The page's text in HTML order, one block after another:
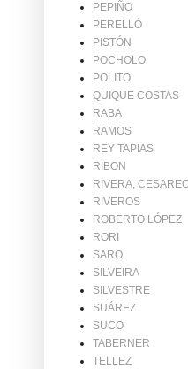
PEPIÑO
PERELLÓ
PISTÓN
POCHOLO
POLITO
QUIQUE COSTAS
RABA
RAMOS
REY TAPIAS
RIBON
RIVERA,
RIVEROS
ROBERTO LÓPEZ
RORI
SARO
SILVEIRA
SILVESTRE
SUÁREZ
SUCO
TABERNER
TELLEZ